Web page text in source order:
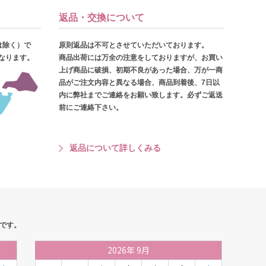
除く）で
ります。
返品・交換について
原則返品は不可とさせていただいております。
商品出荷には万全の注意をしておりますが、お買い
上げ商品に破損、初期不良があった場合、万が一商
品がご注文内容と異なる場合、商品到着後、7日以
内に弊社までご連絡をお願い致します。必ずご返送
前にご連絡下さい。
返品について詳しくみる
す。
2026年 9月